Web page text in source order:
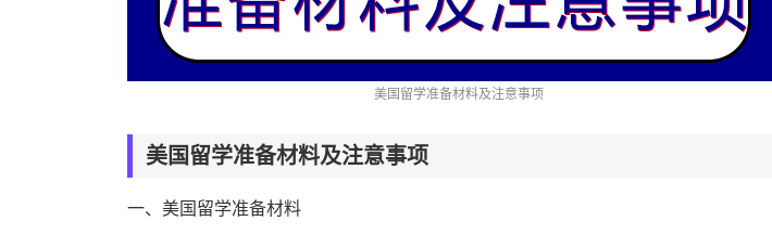
美国留学准备材料及注意事项
美国留学准备材料及注意事项
一、美国留学准备材料